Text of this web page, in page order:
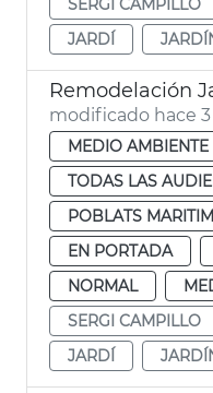
JARDÍ
modificado hace
MEDIO AMBIENTE
TODAS LAS
POBLATS
EN PORTADA
NORMAL
SERGI CAMPILLO
JARDÍ